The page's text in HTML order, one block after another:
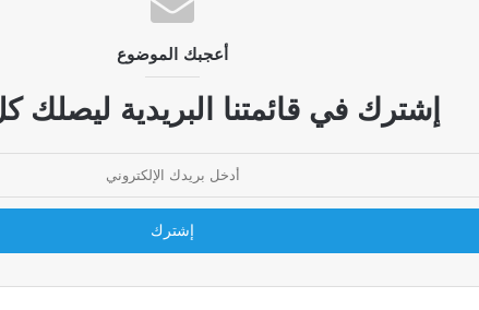
أعجبك الموضوع
إشترك في قائمتنا البريدية ليصلك